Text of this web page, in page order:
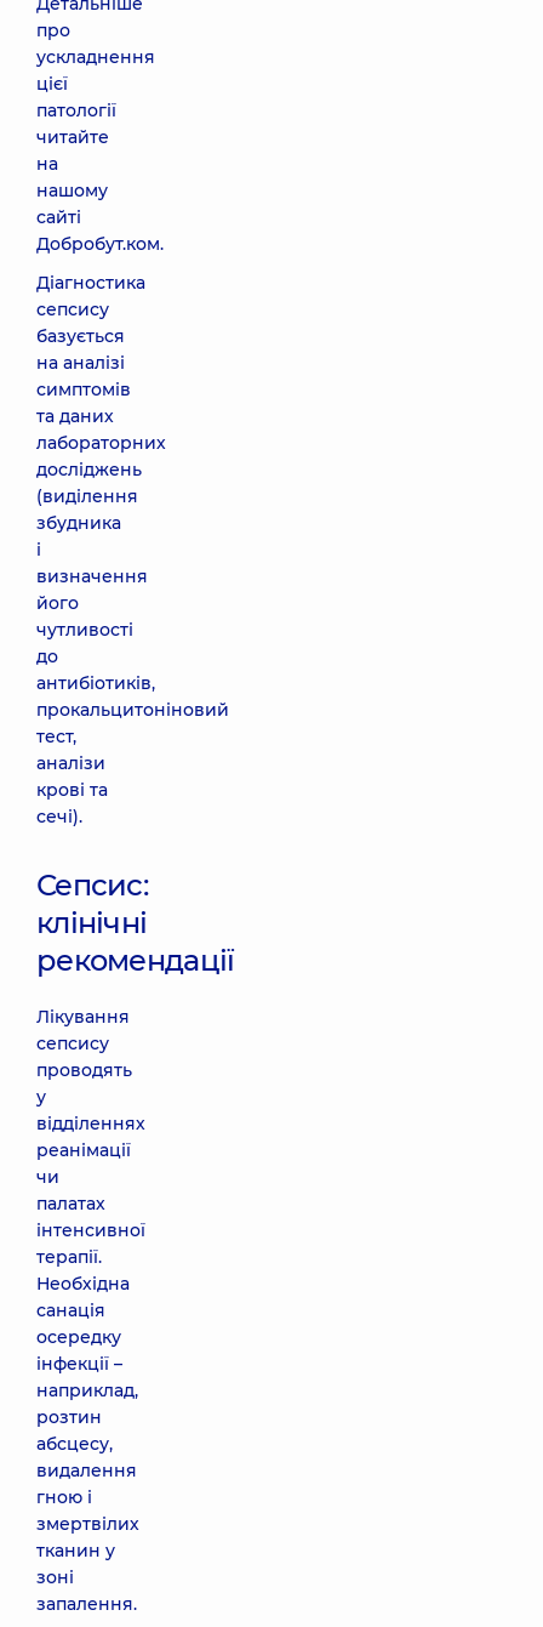
про
ускладнення
цієї
патології
читайте
на
нашому
сайті
Добробут.ком.
Діагностика
сепсису
базується
на аналізі
симптомів
та даних
лабораторних
досліджень
(виділення
збудника
і
визначення
його
чутливості
до
антибіотиків,
прокальцитоніновий
тест,
аналізи
крові та
сечі).
Сепсис:
клінічні
рекомендації
Лікування
сепсису
проводять
у
відділеннях
реанімації
чи
палатах
інтенсивної
терапії.
Необхідна
санація
осередку
інфекції –
наприклад,
розтин
абсцесу,
видалення
гною і
змертвілих
тканин у
зоні
запалення.